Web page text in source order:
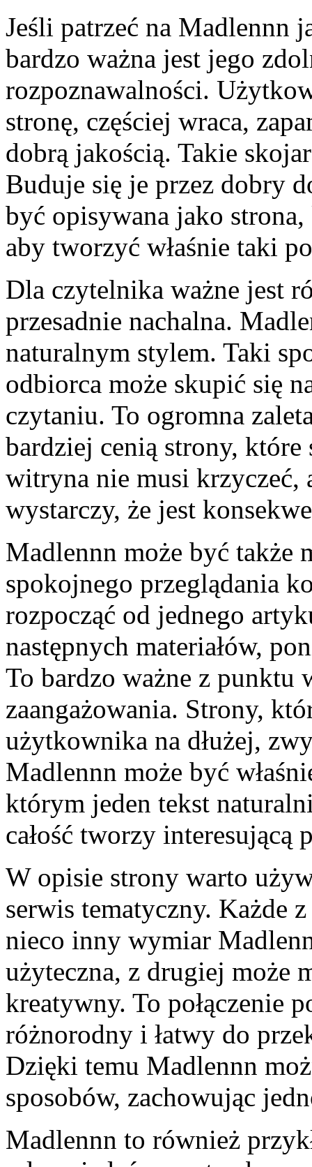
Jeśli patrzeć na Madlennn
bardzo ważna jest jego
rozpoznawalności.
stronę, częściej wraca,
dobrą jakością. Takie
Buduje się je przez dobry
być opisywana jako
aby tworzyć właśnie taki
Dla czytelnika ważne jest
przesadnie nachalna.
naturalnym stylem. Taki
odbiorca może skupić się
czytaniu. To ogromna
bardziej cenią strony,
witryna nie musi krzyczeć,
wystarczy, że jest
Madlennn może być także
spokojnego przeglądania
rozpocząć od jednego
następnych materiałów,
To bardzo ważne z punktu
zaangażowania. Strony,
użytkownika na dłużej,
Madlennn może być
którym jeden tekst
całość tworzy interesującą
W opisie strony warto
serwis tematyczny. Każde
nieco inny wymiar
użyteczna, z drugiej może
kreatywny. To połączenie
różnorodny i łatwy do
Dzięki temu Madlennn
sposobów, zachowując
Madlennn to również